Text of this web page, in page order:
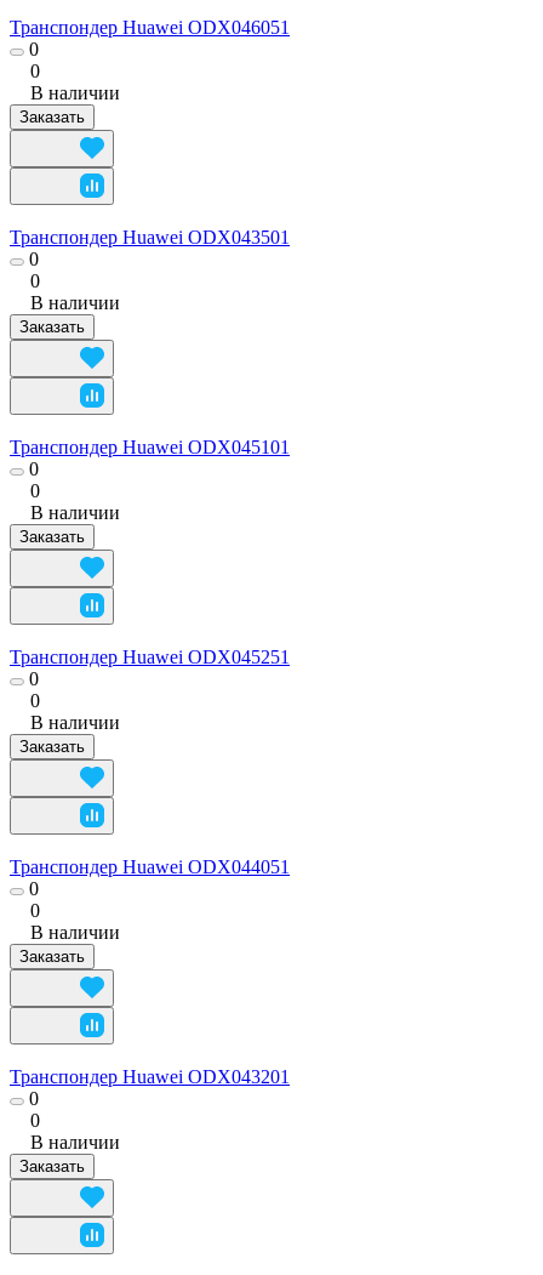
Транспондер Huawei ODX046051
0
0
В наличии
Заказать
Транспондер Huawei ODX043501
0
0
В наличии
Заказать
Транспондер Huawei ODX045101
0
0
В наличии
Заказать
Транспондер Huawei ODX045251
0
0
В наличии
Заказать
Транспондер Huawei ODX044051
0
0
В наличии
Заказать
Транспондер Huawei ODX043201
0
0
В наличии
Заказать